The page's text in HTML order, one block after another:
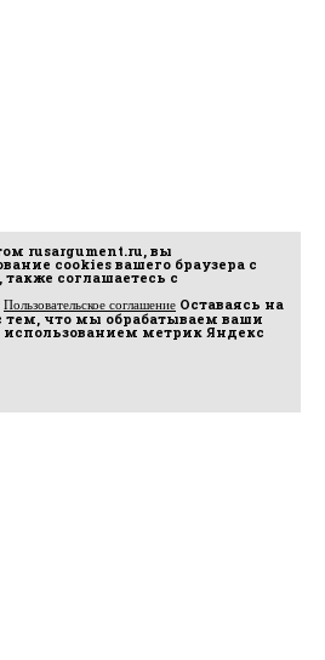
rusargument.ru, вы
cookies вашего браузера с
соглашаетесь с
Пользовательское соглашение Оставаясь на
тем, что мы обрабатываем ваши
метрик Яндекс